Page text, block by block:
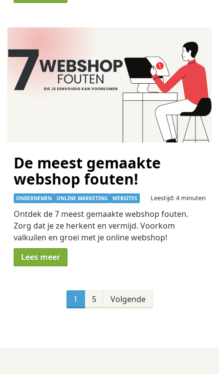
De meest gemaakte
webshop fouten!
ONDERNEMEN ONLINE MARKETING WEBSITES Leestijd: 4 minuten
Ontdek de 7 meest gemaakte webshop fouten.
Zorg dat je ze herkent en vermijd. Voorkom
valkuilen en groei met je online webshop!
Lees meer
Berichten
paginering
1 5 Volgende